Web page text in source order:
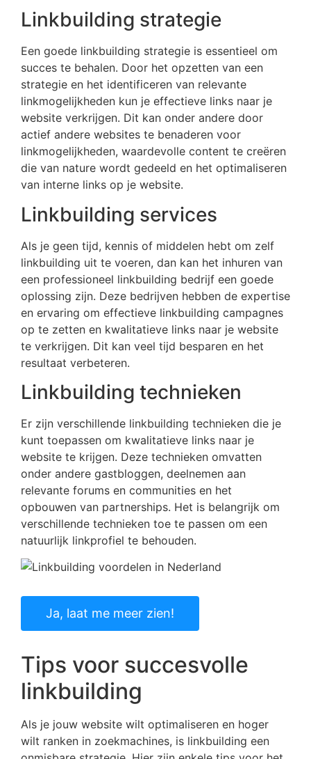
Linkbuilding strategie
Een goede linkbuilding strategie is essentieel om
succes te behalen. Door het opzetten van een
strategie en het identificeren van relevante
linkmogelijkheden kun je effectieve links naar je
website verkrijgen. Dit kan onder andere door
actief andere websites te benaderen voor
linkmogelijkheden, waardevolle content te creëren
die van nature wordt gedeeld en het optimaliseren
van interne links op je website.
Linkbuilding services
Als je geen tijd, kennis of middelen hebt om zelf
linkbuilding uit te voeren, dan kan het inhuren van
een professioneel linkbuilding bedrijf een goede
oplossing zijn. Deze bedrijven hebben de expertise
en ervaring om effectieve linkbuilding campagnes
op te zetten en kwalitatieve links naar je website
te verkrijgen. Dit kan veel tijd besparen en het
resultaat verbeteren.
Linkbuilding technieken
Er zijn verschillende linkbuilding technieken die je
kunt toepassen om kwalitatieve links naar je
website te krijgen. Deze technieken omvatten
onder andere gastbloggen, deelnemen aan
relevante forums en communities en het
opbouwen van partnerships. Het is belangrijk om
verschillende technieken toe te passen om een
natuurlijk linkprofiel te behouden.
Ja, laat me meer zien!
Tips voor succesvolle
linkbuilding
Als je jouw website wilt optimaliseren en hoger
wilt ranken in zoekmachines, is linkbuilding een